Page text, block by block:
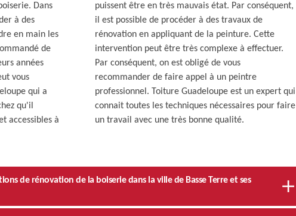
Dans
à des
en main les
de
années
vous
qui a
qu'il
accessibles à
puissent être en très mauvais état. Par conséquent,
il est possible de procéder à des travaux de
rénovation en appliquant de la peinture. Cette
intervention peut être très complexe à effectuer.
Par conséquent, on est obligé de vous
recommander de faire appel à un peintre
professionnel. Toiture Guadeloupe est un expert qui
connait toutes les techniques nécessaires pour faire
un travail avec une très bonne qualité.
de rénovation de la boiserie dans la ville de Basse Terre et ses